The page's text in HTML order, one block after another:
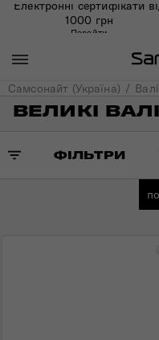
Електронні сертифікати
1000 грн
Перейти
Самсонайт (Україна)
ВЕЛИКІ
ФІЛЬТРИ